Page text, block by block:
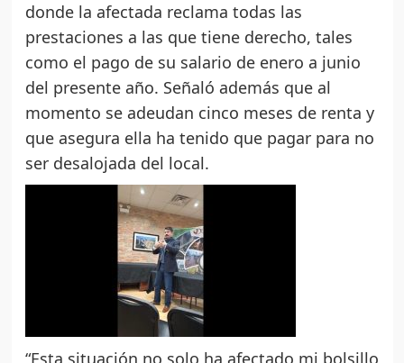
donde la afectada reclama todas las
prestaciones a las que tiene derecho, tales
como el pago de su salario de enero a junio
del presente año. Señaló además que al
momento se adeudan cinco meses de renta y
que asegura ella ha tenido que pagar para no
ser desalojada del local.